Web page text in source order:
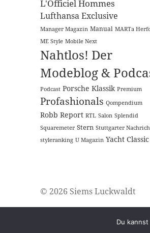
L'Officiel Hommes
Lufthansa Exclusive
Manager Magazin Manual MARTa
ME Style Mobile Next
Nahtlos! Der
Modeblog &
Podcast Porsche Klassik Premium
Profashionals Qompendium
Robb Report RTL Salon Splendid
Squaremeter Stern Stuttgarter
styleranking U Magazin Yacht Classic
© 2026 Siems Luckwaldt
Du